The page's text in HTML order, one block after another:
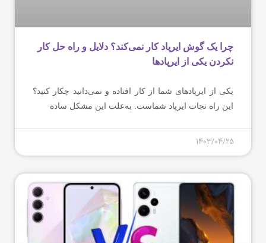
چرا یک گوش ایرپاد کار نمی‌کند؟ دلایل و راه حل کار‌
نکردن یکی از ایرپادها
یکی از ایرپادهای شما از‌ کار افتاده و نمی‌دانید چکار کنید؟
این راه نجات ایرپاد شماست. به‌علت این مشکل ساده
1403/04/25